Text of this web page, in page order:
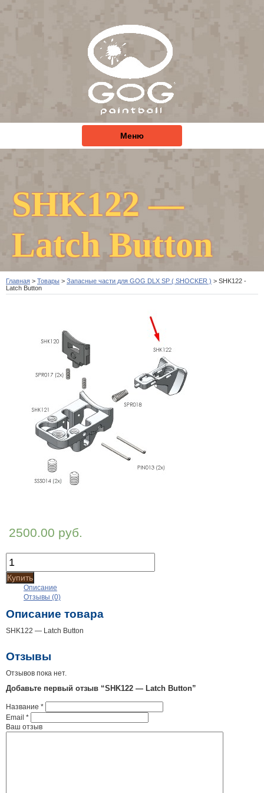
Меню
SHK122 —
Latch Button
Главная > Товары > Запасные части для GOG DLX SP ( SHOCKER ) > SHK122 -
Latch Button
2500.00 руб.
Купить
Описание
Отзывы (0)
Описание товара
SHK122 — Latch Button
Отзывы
Отзывов пока нет.
Добавьте первый отзыв “SHK122 — Latch Button”
Название *
Email *
Ваш отзыв